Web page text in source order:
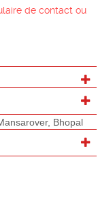
de contact ou
Bhopal